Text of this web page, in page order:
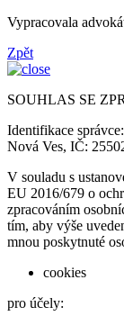
Vypracovala
Zpět
SOUHLAS SE
Identifikace
Nová Ves, IČ:
V souladu s
EU 2016/679 o
zpracováním
tím, aby výše
mnou poskytnuté
cookies
pro účely: